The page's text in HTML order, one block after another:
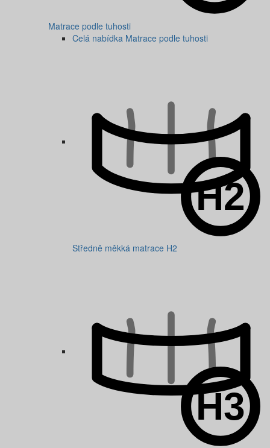
Matrace podle tuhosti
Celá nabídka Matrace podle tuhosti
Středně měkká matrace H2